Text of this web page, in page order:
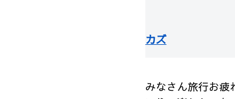
カズ
みなさん旅行お疲